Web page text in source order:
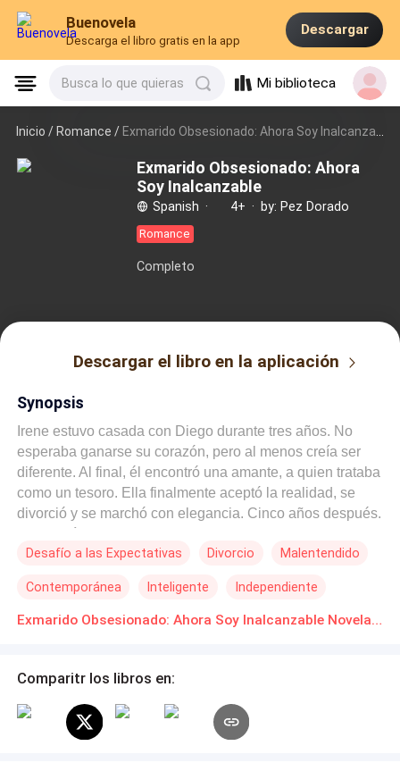
Buenovela
Descarga el libro gratis en la app
Descargar
Busca lo que quieras Mi biblioteca
Inicio /Romance / Exmarido Obsesionado: Ahora Soy Inalcanzable
Exmarido Obsesionado: Ahora
Soy Inalcanzable
Spanish · 4+ · by: Pez Dorado
Romance
Completo
Descargar el libro en la aplicación
Synopsis
Irene estuvo casada con Diego durante tres años. No
esperaba ganarse su corazón, pero al menos creía ser
diferente. Al final, él encontró una amante, a quien trataba
como un tesoro. Ella finalmente aceptó la realidad, se
divorció y se marchó con elegancia. Cinco años después.
—Diego lo miró con desprecio y dijo. —Viejo asqueroso
fueron suficientes para que Diego cambiara y se
convirtiera en otra persona. Estaba seguro de que podría
Desafío a las Expectativas Divorcio Malentendido
Contemporánea Inteligente Independiente
Exmarido Obsesionado: Ahora Soy Inalcanzable Novelas Online Descarga gratuita de PDF
Comparitr los libros en: